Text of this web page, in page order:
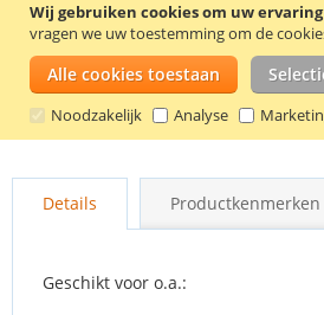
Wij gebruiken cookies om uw
vragen we uw toestemming om de
Alle cookies toestaan
Noodzakelijk Analyse
naar
Details Productkenmerken
Geschikt voor o.a.: